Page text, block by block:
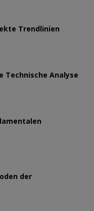
Trendlinien
Technische Analyse
der